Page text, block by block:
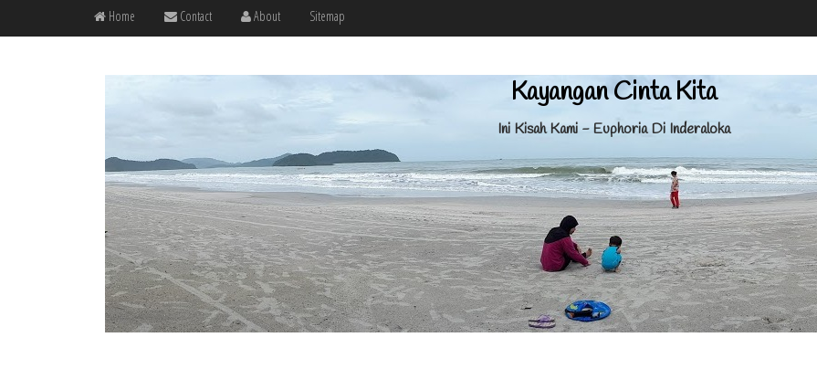
Home Contact About Sitemap
Kayangan Cinta Kita
Ini Kisah Kami - Euphoria Di Inderaloka